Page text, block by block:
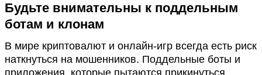
Будьте внимательны к поддельным
ботам и клонам
В мире криптовалют и онлайн-игр всегда есть риск
наткнуться на мошенников. Поддельные боты и
приложения, которые пытаются прикинуться